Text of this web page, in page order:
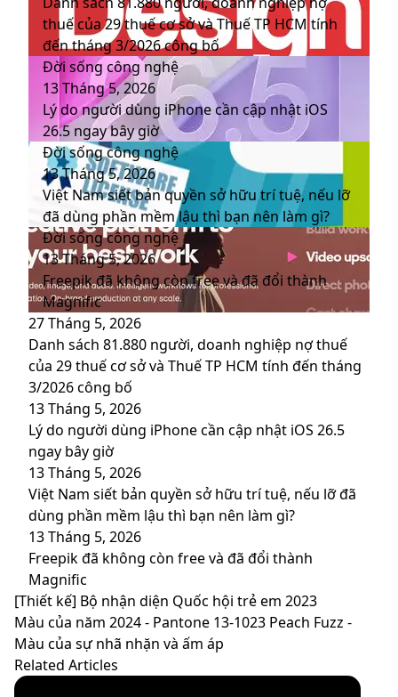
thuế của 29 thuế cơ sở và Thuế TP HCM tính
đến tháng 3/2026 công bố
Đời sống công nghệ
13 Tháng 5, 2026
Lý do người dùng iPhone cần cập nhật iOS
26.5 ngay bây giờ
Đời sống công nghệ
13 Tháng 5, 2026
Việt Nam siết bản quyền sở hữu trí tuệ, nếu lỡ
đã dùng phần mềm lậu thì bạn nên làm gì?
Đời sống công nghệ
13 Tháng 5, 2026
Freepik đã không còn free và đã đổi thành
Magnific
27 Tháng 5, 2026
Danh sách 81.880‬ người, doanh nghiệp nợ thuế
của 29 thuế cơ sở và Thuế TP HCM tính đến tháng
3/2026 công bố
13 Tháng 5, 2026
Lý do người dùng iPhone cần cập nhật iOS 26.5
ngay bây giờ
13 Tháng 5, 2026
Việt Nam siết bản quyền sở hữu trí tuệ, nếu lỡ đã
dùng phần mềm lậu thì bạn nên làm gì?
13 Tháng 5, 2026
Freepik đã không còn free và đã đổi thành
Magnific
[Thiết
kế]
Bộ
nhận
diện
[Thiết kế] Bộ nhận diện Quốc hội trẻ em 2023
Màu
của
năm
2024
Màu của năm 2024 - Pantone 13-1023 Peach Fuzz -
Màu của sự nhã nhặn và ấm áp
Related Articles